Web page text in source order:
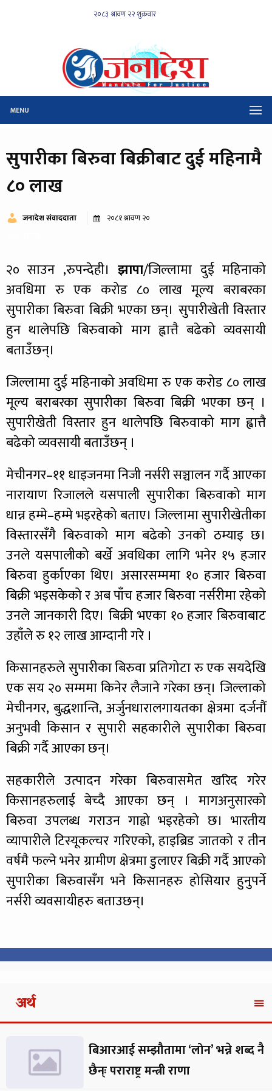
MENU
सुपारीका बिरुवा बिक्रीबाट दुई महिनामै
८० लाख
जनादेश संवाददाता २०८१ श्रावण २०
२० साउन ,रुपन्देही।झापा/जिल्लामा दुई महिनाको
अवधिमा रु एक करोड ८० लाख मूल्य बराबरका
सुपारीका बिरुवा बिक्री भएका छन्। सुपारीखेती विस्तार
हुन थालेपछि बिरुवाको माग ह्वात्तै बढेको व्यवसायी
बताउँछन्।
जिल्लामा दुई महिनाको अवधिमा रु एक करोड ८० लाख
मूल्य बराबरका सुपारीका बिरुवा बिक्री भएका छन् ।
सुपारीखेती विस्तार हुन थालेपछि बिरुवाको माग ह्वात्तै
बढेको व्यवसायी बताउँछन् ।
मेचीनगर–११ धाइजनमा निजी नर्सरी सञ्चालन गर्दै आएका
नारायाण रिजालले यसपाली सुपारीका बिरुवाको माग
धान्न हम्मे–हम्मे भइरहेको बताए। जिल्लामा सुपारीखेतीका
विस्तारसँगै बिरुवाको माग बढेको उनकाे ठम्याइ छ।
उनले यसपालीको बर्खे अवधिका लागि भनेर १५ हजार
बिरुवा हुर्काएका थिए। असारसम्ममा १० हजार बिरुवा
बिक्री भइसकेको र अब पाँच हजार बिरुवा नर्सरीमा रहेको
उनले जानकारी दिए। बिक्री भएका १० हजार बिरुवाबाट
उहाँले रु १२ लाख आम्दानी गरे ।
किसानहरुले सुपारीका बिरुवा प्रतिगोटा रु एक सयदेखि
एक सय २० सम्ममा किनेर लैजाने गरेका छन्। जिल्लाको
मेचीनगर, बुद्धशान्ति, अर्जुनधारालगायतका क्षेत्रमा दर्जनौं
अनुभवी किसान र सुपारी सहकारीले सुपारीका बिरुवा
बिक्री गर्दै आएका छन्।
सहकारीले उत्पादन गरेका बिरुवासमेत खरिद गरेर
किसानहरुलाई बेच्दै आएका छन् । मागअनुसारको
बिरुवा उपलब्ध गराउन गाह्रो भइरहेको छ। भारतीय
व्यापारीले टिस्यूकल्चर गरिएको, हाइब्रिड जातको र तीन
वर्षमै फल्ने भनेर ग्रामीण क्षेत्रमा डुलाएर बिक्री गर्दै आएको
सुपारीका बिरुवासँग भने किसानहरु होसियार हुनुपर्ने
नर्सरी व्यवसायीहरु बताउछन्।
अर्थ
बिआरआई सम्झौतामा ‘लोन’ भन्ने शब्द नै
छैन्ः पराराष्ट्र मन्त्री राणा